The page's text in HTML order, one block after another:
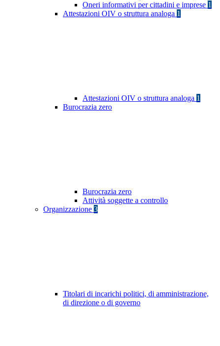
Oneri informativi per cittadini e imprese 1
Attestazioni OIV o struttura analoga 1
Attestazioni OIV o struttura analoga 1
Burocrazia zero
Burocrazia zero
Attività soggette a controllo
Organizzazione 3
Titolari di incarichi politici, di amministrazione,
di direzione o di governo